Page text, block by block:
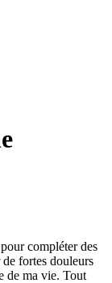
compléter des
fortes douleurs
de ma vie. Tout